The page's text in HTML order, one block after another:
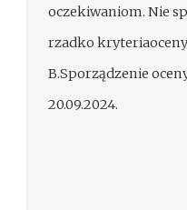
oczekiwaniom. Nie
rzadko
B.Sporządzenie
20.09.2024.